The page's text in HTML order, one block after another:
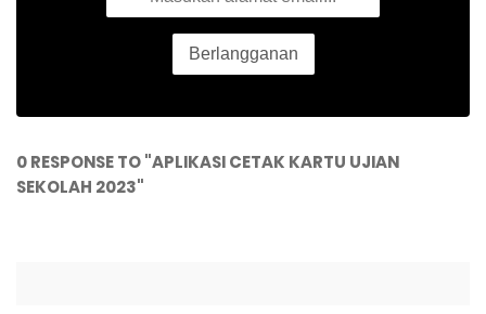
0 RESPONSE TO "APLIKASI CETAK KARTU UJIAN
SEKOLAH 2023"